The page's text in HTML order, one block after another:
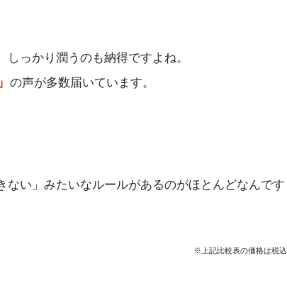
っかり潤うのも納得ですよね。
の声が多数届いています。
ない」みたいなルールがあるのがほとんどなんです
※上記比較表の価格は税込